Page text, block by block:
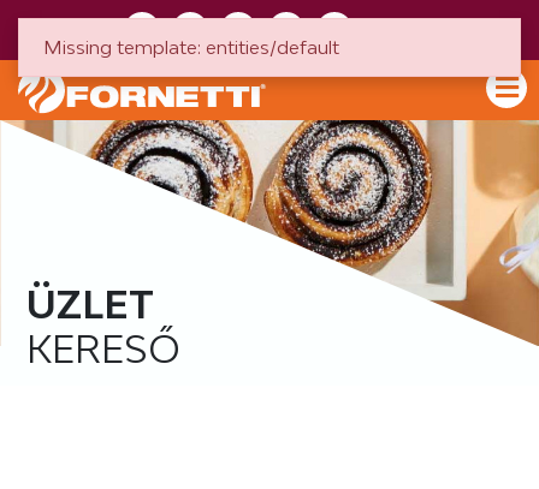
ÜZLET
KERESŐ
Missing template: entities/default